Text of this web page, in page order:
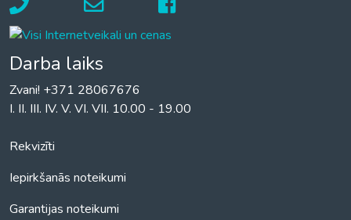
Darba laiks
Zvani! +371 28067676
I. II. III. IV. V. VI. VII. 10.00 - 19.00
Rekvizīti
Iepirkšanās noteikumi
Garantijas noteikumi